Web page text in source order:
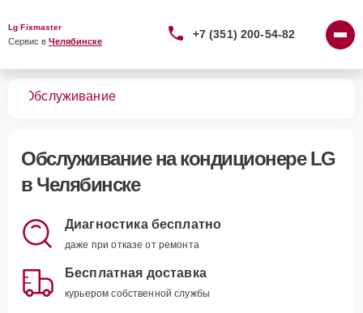
Lg Fixmaster
Сервис в Челябинске
+7 (351) 200-54-82
Обслуживание
Обслуживаниена кондиционере LG
в Челябинске
Диагностика бесплатно
даже при отказе от ремонта
Бесплатная доставка
курьером собственной службы